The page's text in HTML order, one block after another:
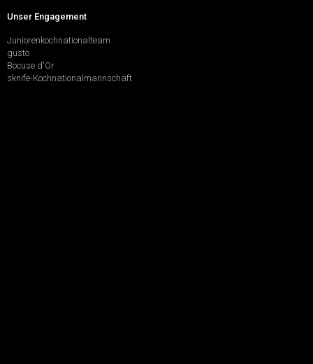
Unser Engagement
Juniorenkochnationalteam
gusto
Bocuse d'Or
sknife-Kochnationalmannschaft